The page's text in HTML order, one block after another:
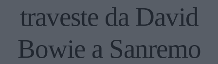
traveste da David
Bowie a Sanremo